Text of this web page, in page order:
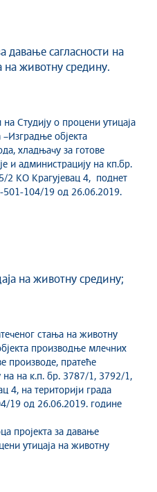
давање сагласности на
на животну средину.
Студију о процени утицаја
објекта
хладњачу за готове
и администрацију на кп.бр.
2 КО Крагујевац 4, поднет
501-104/19 од 26.06.2019.
на животну средину;
стања на животну
производње млечних
производе, пратеће
на на к.п. бр. 3787/1, 3792/1,
4, на територији града
19 од 26.06.2019. године
пројекта за давање
утицаја на животну